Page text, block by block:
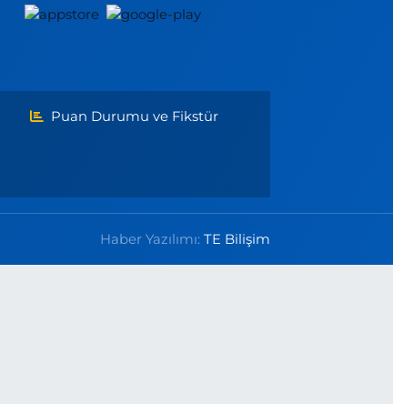
Puan Durumu ve Fikstür
Haber Yazılımı:TE Bilişim